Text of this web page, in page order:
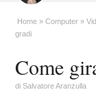
Home Computer
gradi
Come
diSalvatore Aranzulla